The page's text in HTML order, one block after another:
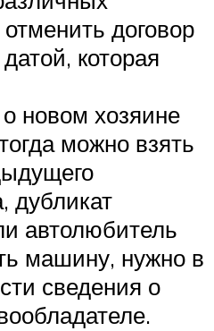
договор
которая
новом хозяине
можно взять
дубликат
автолюбитель
машину, нужно в
сведения о